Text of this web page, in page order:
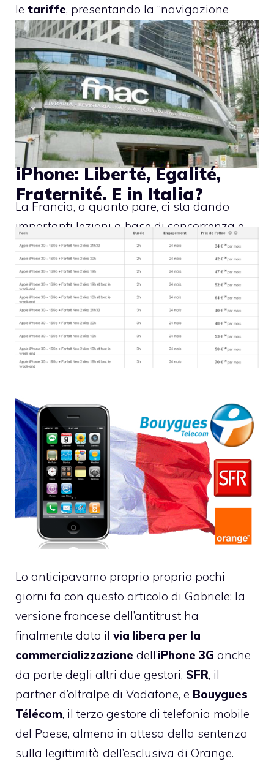
le tariffe, presentando la “navigazione
internet illimitata” già a “soli”39 Euro al
mese, a prima vista sembrano migliori. In
Francia dunque stanno davvero meglio?
La Francia, a quanto pare, ci sta dando
importanti lezioni a base di concorrenza e
iPhone: Liberté, Égalité,
Fraternité. E in Italia?
Lo anticipavamo proprio proprio pochi
giorni fa con questo articolo di Gabriele: la
versione francese dell’antitrust ha
finalmente dato il via libera per la
commercializzazione dell’iPhone 3G anche
da parte degli altri due gestori, SFR, il
partner d’oltralpe di Vodafone, e Bouygues
Télécom, il terzo gestore di telefonia mobile
del Paese, almeno in attesa della sentenza
sulla legittimità dell’esclusiva di Orange.